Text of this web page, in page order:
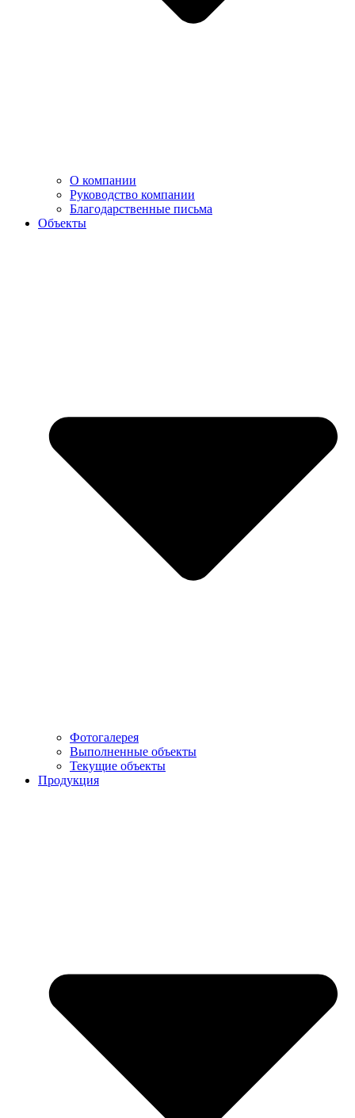
О компании
Руководство компании
Благодарственные письма
Объекты
Фотогалерея
Выполненные объекты
Текущие объекты
Продукция